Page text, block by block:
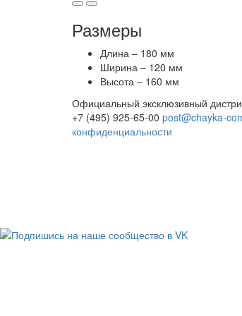
Размеры
Длина – 180 мм
Ширина – 120 мм
Высота – 160 мм
Официальный эксклюзивный
+7 (495) 925-65-00 post@chayka-
конфиденциальности